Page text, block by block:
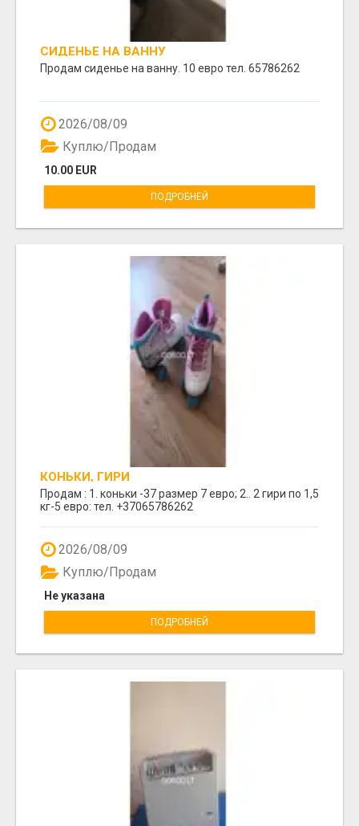
СИДЕНЬЕ НА ВАННУ
Продам сиденье на ванну. 10 евро тел. 65786262
2026/08/09
10.00 EUR
Куплю/Продам
ПОДРОБНЕЙ
КОНЬКИ, ГИРИ
Продам : 1. коньки -37 размер 7 евро; 2.. 2 гири по 1,5
кг-5 евро: тел. +37065786262
2026/08/09
Не указана
Куплю/Продам
ПОДРОБНЕЙ